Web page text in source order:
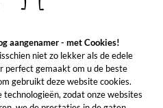
aangenamer - met Cookies!
niet zo lekker als de edele
perfect gemaakt om u de beste
gebruikt deze website cookies.
zodat onze websites